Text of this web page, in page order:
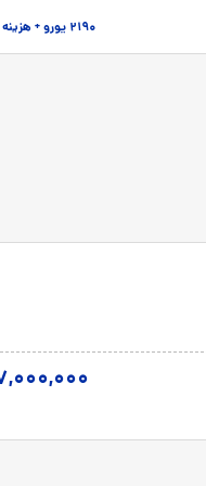
2190 یورو + هزینه بلیط هواپیما